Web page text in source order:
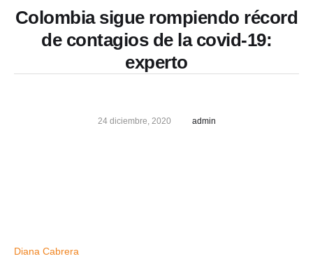
Colombia sigue rompiendo récord
de contagios de la covid-19:
experto
24 diciembre, 2020 admin
Diana Cabrera